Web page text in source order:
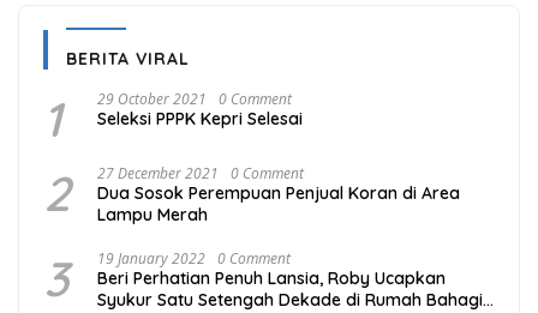
BERITA VIRAL
1 29 October 2021 0 Comment
Seleksi PPPK Kepri Selesai
2 27 December 2021 0 Comment
Dua Sosok Perempuan Penjual Koran di Area
Lampu Merah
3 19 January 2022 0 Comment
Beri Perhatian Penuh Lansia, Roby Ucapkan
Syukur Satu Setengah Dekade di Rumah Bahagia